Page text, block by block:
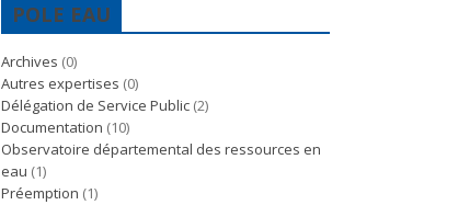
POLE EAU
Archives (0)
Autres expertises (0)
Délégation de Service Public (2)
Documentation (10)
Observatoire départemental des ressources en
eau (1)
Préemption (1)